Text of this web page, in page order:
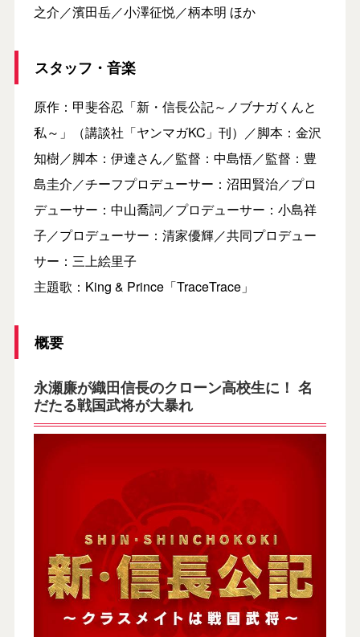
之介／濱田岳／小澤征悦／柄本明 ほか
スタッフ・音楽
原作：甲斐谷忍「新・信長公記～ノブナガくんと
私～」（講談社「ヤンマガKC」刊）／脚本：金沢
知樹／脚本：伊達さん／監督：中島悟／監督：豊
島圭介／チーフプロデューサー：沼田賢治／プロ
デューサー：中山喬詞／プロデューサー：小島祥
子／プロデューサー：清家優輝／共同プロデュー
サー：三上絵里子
主題歌：King & Prince「TraceTrace」
概要
永瀬廉が織田信長のクローン高校生に！ 名
だたる戦国武将が大暴れ